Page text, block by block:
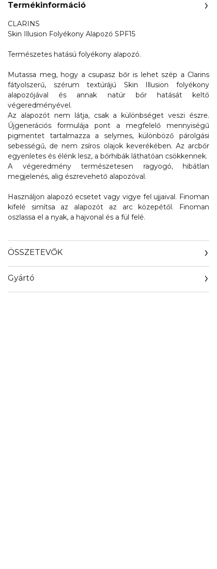
Termékinformáció
CLARINS
Skin Illusion Folyékony Alapozó SPF15
Természetes hatású folyékony alapozó.
Mutassa meg, hogy a csupasz bőr is lehet szép a Clarins
fátyolszerű, szérum textúrájú Skin Illusion folyékony
alapozójával és annak natúr bőr hatását keltő
végeredményével.
Az alapozót nem látja, csak a különbséget veszi észre.
Újgenerációs formulája pont a megfelelő mennyiségű
pigmentet tartalmazza a selymes, különböző párolgási
sebességű, de nem zsíros olajok keverékében. Az arcbőr
egyenletes és élénk lesz, a bőrhibák láthatóan csökkennek.
A végeredmény természetesen ragyogó, hibátlan
megjelenés, alig észrevehető alapozóval.
Használjon alapozó ecsetet vagy vigye fel ujjaival. Finoman
kifelé simítsa az alapozót az arc közepétől. Finoman
oszlassa el a nyak, a hajvonal és a fül felé.
ÖSSZETEVŐK
Gyártó